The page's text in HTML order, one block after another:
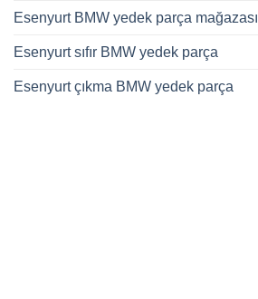
Esenyurt BMW yedek parça mağazası
Esenyurt sıfır BMW yedek parça
Esenyurt çıkma BMW yedek parça